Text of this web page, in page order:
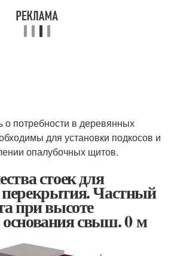
о потребности в деревянных
для установки подкосов и
опалубочных щитов.
стоек для
Частный
при высоте
свыш. 0 м